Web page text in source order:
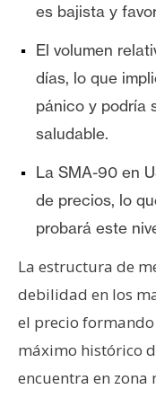
es bajista y
El volumen
días, lo que
pánico y podría
saludable.
La SMA-90 en
de precios, lo
probará este
La estructura de
debilidad en los
el precio
máximo histórico
encuentra en